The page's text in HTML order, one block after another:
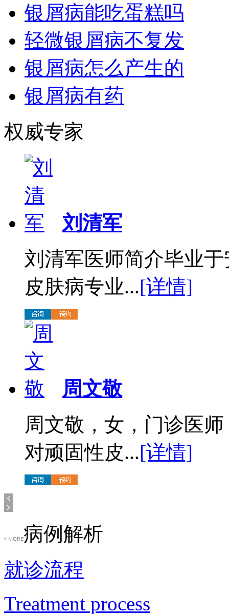
银屑病能吃蛋糕吗
轻微银屑病不复发
银屑病怎么产生的
银屑病有药
权威专家
刘清军
刘清军医师简介毕业
皮肤病专业...[详情]
周文敬
周文敬，女，门诊医
对顽固性皮...[详情]
病例解析
就诊流程
Treatment process